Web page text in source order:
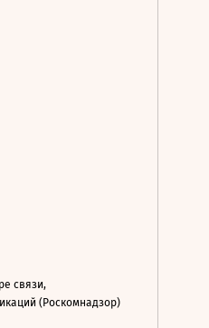
связи,
(Роскомнадзор)